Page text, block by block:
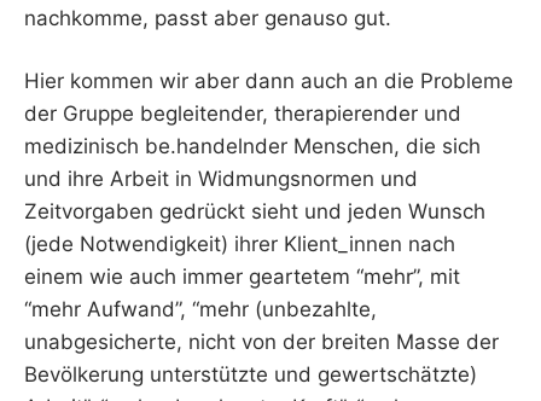
nachkomme, passt aber genauso gut.
Hier kommen wir aber dann auch an die Probleme
der Gruppe begleitender, therapierender und
medizinisch be.handelnder Menschen, die sich
und ihre Arbeit in Widmungsnormen und
Zeitvorgaben gedrückt sieht und jeden Wunsch
(jede Notwendigkeit) ihrer Klient_innen nach
einem wie auch immer geartetem “mehr”, mit
“mehr Aufwand”, “mehr (unbezahlte,
unabgesicherte, nicht von der breiten Masse der
Bevölkerung unterstützte und gewertschätzte)